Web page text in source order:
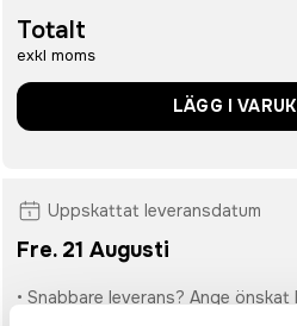
Totalt
exkl moms
LÄGG I
Uppskattat leveransdatum
Fre. 21 Augusti
• Snabbare leverans? Ange